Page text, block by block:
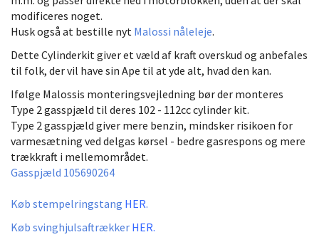
modificeres noget.
Husk også at bestille nyt Malossi nåleleje.
Dette Cylinderkit giver et væld af kraft overskud og anbefales
til folk, der vil have sin Ape til at yde alt, hvad den kan.
Ifølge Malossis monteringsvejledning bør der monteres
Type 2 gasspjæld til deres 102 - 112cc cylinder kit.
Type 2 gasspjæld giver mere benzin, mindsker risikoen for
varmesætning ved delgas kørsel - bedre gasrespons og mere
trækkraft i mellemområdet.
Gasspjæld 105690264
Køb stempelringstang HER.
Køb svinghjulsaftrækker HER.